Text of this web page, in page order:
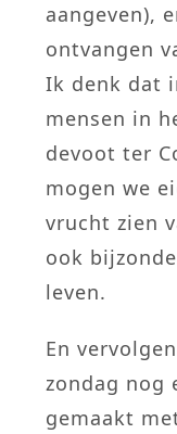
aangeven),
ontvangen
Ik denk dat
mensen in
devoot ter
mogen we
vrucht zien
ook
leven.
En
zondag nog
gemaakt